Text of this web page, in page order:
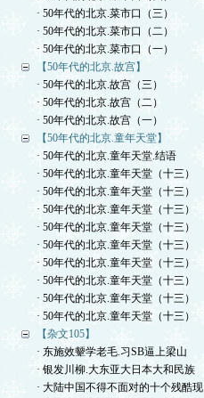
· 50年代的北京.菜市口（三）
· 50年代的北京.菜市口（二）
· 50年代的北京.菜市口（一）
【50年代的北京.故宫】
· 50年代的北京.故宫（三）
· 50年代的北京.故宫（二）
· 50年代的北京.故宫（一）
【50年代的北京.童年天堂】
· 50年代的北京.童年天堂.结语
· 50年代的北京.童年天堂（十三）
· 50年代的北京.童年天堂（十三）
· 50年代的北京.童年天堂（十三）
· 50年代的北京.童年天堂（十三）
· 50年代的北京.童年天堂（十三）
· 50年代的北京.童年天堂（十三）
· 50年代的北京.童年天堂（十三）
· 50年代的北京.童年天堂（十三）
· 50年代的北京.童年天堂（十三）
【杂文105】
· 东施效颦学老毛.习SB逼上梁山
· 银发川柳.大东亚大日本大和民族
· 大陆中国不得不面对的十个残酷现